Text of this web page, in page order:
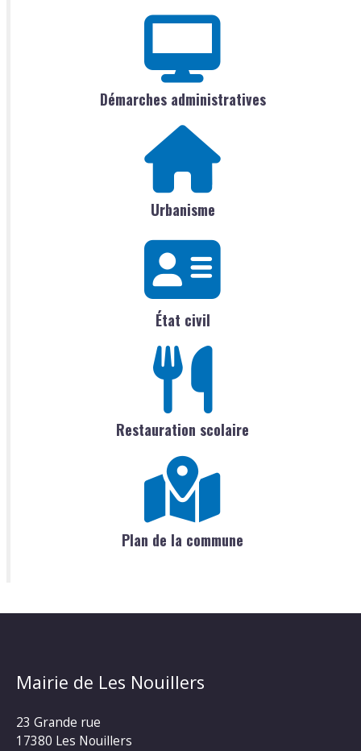
Démarches administratives
Urbanisme
État civil
Restauration scolaire
Plan de la commune
Mairie de Les Nouillers
23 Grande rue
17380 Les Nouillers